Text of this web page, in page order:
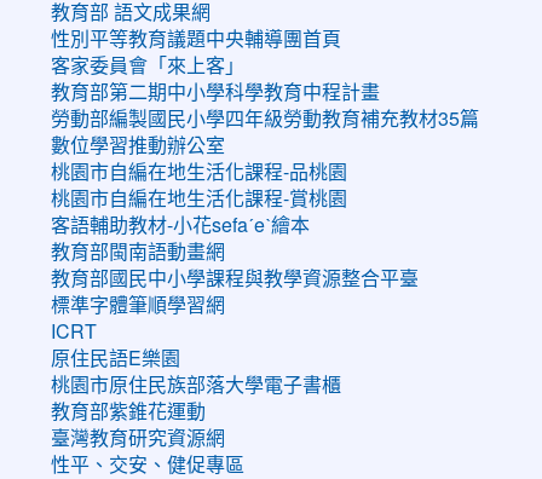
教育部 語文成果網
性別平等教育議題中央輔導團首頁
客家委員會「來上客」
教育部第二期中小學科學教育中程計畫
勞動部編製國民小學四年級勞動教育補充教材35篇
數位學習推動辦公室
桃園市自編在地生活化課程-品桃園
桃園市自編在地生活化課程-賞桃園
客語輔助教材-小花sefaˊeˋ繪本
教育部閩南語動畫網
教育部國民中小學課程與教學資源整合平臺
標準字體筆順學習網
ICRT
原住民語E樂園
桃園市原住民族部落大學電子書櫃
教育部紫錐花運動
臺灣教育研究資源網
性平、交安、健促專區